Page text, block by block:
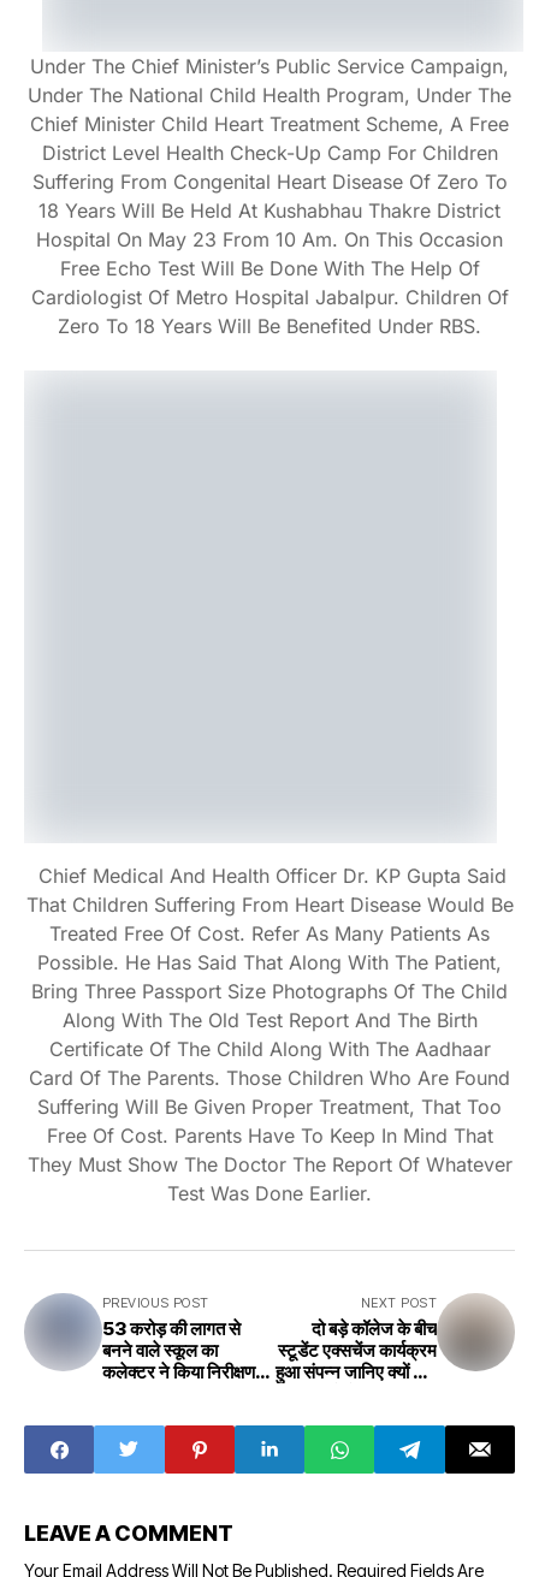
Under The Chief Minister’s Public Service Campaign,
Under The National Child Health Program, Under The
Chief Minister Child Heart Treatment Scheme, A Free
District Level Health Check-Up Camp For Children
Suffering From Congenital Heart Disease Of Zero To
18 Years Will Be Held At Kushabhau Thakre District
Hospital On May 23 From 10 Am. On This Occasion
Free Echo Test Will Be Done With The Help Of
Cardiologist Of Metro Hospital Jabalpur. Children Of
Zero To 18 Years Will Be Benefited Under RBS.
Chief Medical And Health Officer Dr. KP Gupta Said
That Children Suffering From Heart Disease Would Be
Treated Free Of Cost. Refer As Many Patients As
Possible. He Has Said That Along With The Patient,
Bring Three Passport Size Photographs Of The Child
Along With The Old Test Report And The Birth
Certificate Of The Child Along With The Aadhaar
Card Of The Parents. Those Children Who Are Found
Suffering Will Be Given Proper Treatment, That Too
Free Of Cost. Parents Have To Keep In Mind That
They Must Show The Doctor The Report Of Whatever
Test Was Done Earlier.
PREVIOUS POST
53 करोड़ की लागत से
बनने वाले स्कूल का
कलेक्टर ने किया निरीक्षण
school built at a
cost of 53 crores
NEXT POST
दो बड़े कॉलेज के बीच
स्टूडेंट एक्सचेंज कार्यक्रम
हुआ संपन्न जानिए क्यों और
program was
completed
between two big
LEAVE A COMMENT
Your Email Address Will Not Be Published. Required Fields Are